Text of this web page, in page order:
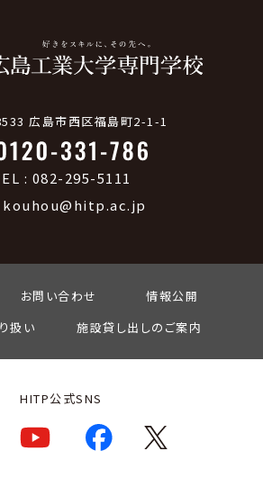
広島市西区福島町2-1-1
: 082-295-5111
kouhou@hitp.ac.jp
お問い合わせ
情報公開
扱い
施設貸し出しのご案内
HITP公式SNS